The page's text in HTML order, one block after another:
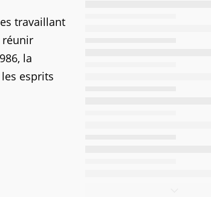
travaillant
réunir
la
esprits